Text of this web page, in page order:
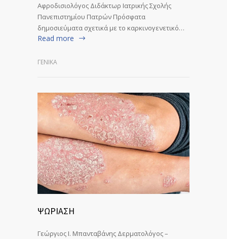
Αφροδισιολόγος Διδάκτωρ Ιατρικής Σχολής
Πανεπιστημίου Πατρών Πρόσφατα
δημοσιεύματα σχετικά με το καρκινογενετικό…
Read more
ΓΕΝΙΚΆ
ΨΩΡΙΑΣΗ
Γεώργιος Ι. Μπανταβάνης Δερματολόγος –